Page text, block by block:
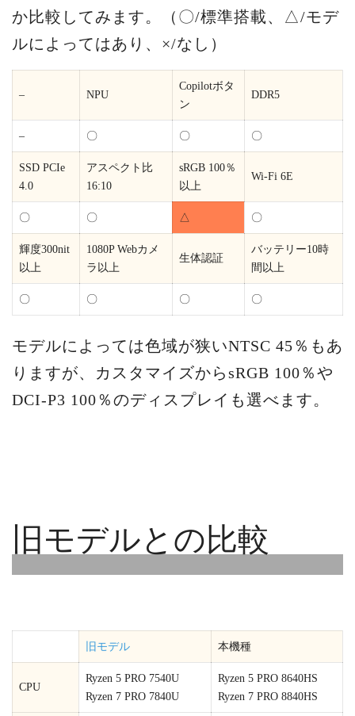
か比較してみます。（〇/標準搭載、△/モデ
ルによってはあり、×/なし）
– NPU
Copilotボタ
ン
DDR5
– 〇 〇 〇
SSD PCIe
4.0
アスペクト比
16:10
sRGB 100％
以上
Wi-Fi 6E
〇 〇 △ 〇
輝度300nit
以上
1080P Webカメ
ラ以上
生体認証
バッテリー10時
間以上
〇 〇 〇 〇
モデルによっては色域が狭いNTSC 45％もあ
りますが、カスタマイズからsRGB 100％や
DCI-P3 100％のディスプレイも選べます。
旧モデルとの比較
旧モデル 本機種
CPU
Ryzen 5 PRO 7540U
Ryzen 7 PRO 7840U
Ryzen 5 PRO 8640HS
Ryzen 7 PRO 8840HS